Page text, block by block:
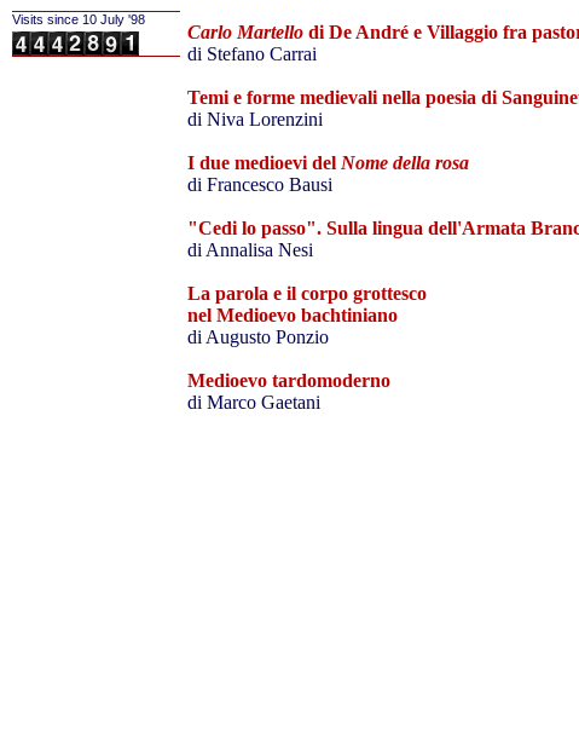
Visits since 10 July '98
Carlo Martello di De André e Villaggio fra
di Stefano Carrai
Temi e forme medievali nella poesia di
di Niva Lorenzini
I due medioevi del Nome della rosa
di Francesco Bausi
"Cedi lo passo". Sulla lingua dell'Armata
di Annalisa Nesi
La parola e il corpo grottesco
nel Medioevo bachtiniano
di Augusto Ponzio
Medioevo tardomoderno
di Marco Gaetani